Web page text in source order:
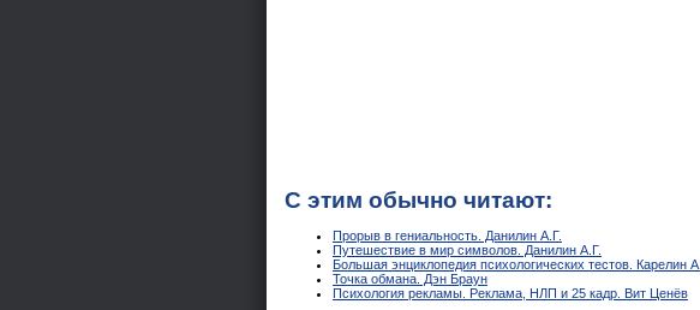
С этим обычно читают:
Прорыв в гениальность. Данилин А.Г.
Путешествие в мир символов. Данилин А.Г.
Большая энциклопедия психологических тестов. Карелин А.
Точка обмана. Дэн Браун
Психология рекламы. Реклама, НЛП и 25 кадр. Вит Ценёв